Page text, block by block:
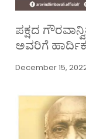
ಪಕ್ಷದ
ಅವರಿಗೆ ಹಾರ್ದಿಕ
December 15,